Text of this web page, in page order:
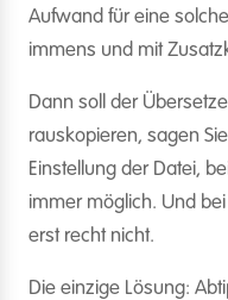
Aufwand für eine
immens und mit
Dann soll der
rauskopieren, sagen
Einstellung der Datei,
immer möglich. Und
erst recht nicht.
Die einzige Lösung: